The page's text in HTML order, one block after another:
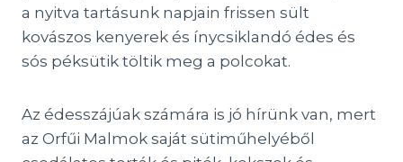
a nyitva tartásunk napjain frissen sült
kovászos kenyerek és ínycsiklandó édes és
sós péksütik töltik meg a polcokat.
Az édesszájúak számára is jó hírünk van, mert
az Orfűi Malmok saját sütiműhelyéből